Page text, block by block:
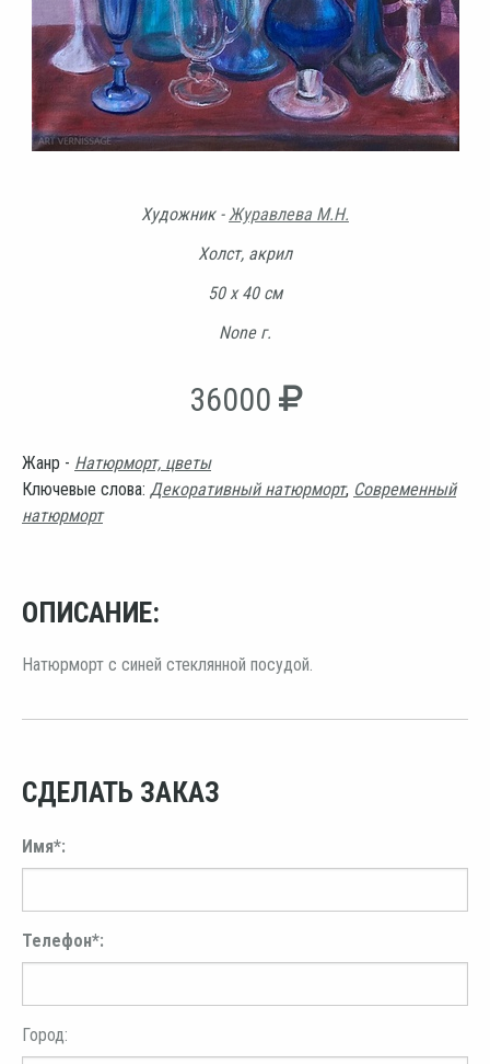
Художник -Журавлева М.Н.
Холст, акрил
50 х 40 см
None г.
36000
Жанр - Натюрморт, цветы
Ключевые слова: Декоративный натюрморт, Современный
натюрморт
ОПИСАНИЕ:
Натюрморт с синей стеклянной посудой.
СДЕЛАТЬ ЗАКАЗ
Имя*:
Телефон*:
Город: